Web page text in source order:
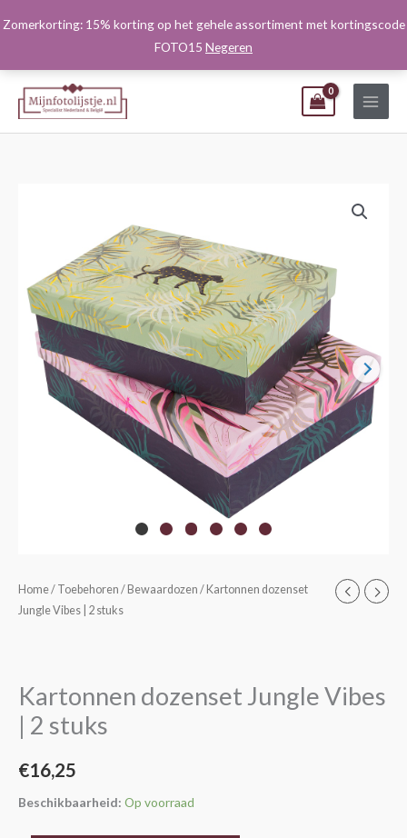
Zomerkorting: 15% korting op het gehele assortiment met kortingscode
FOTO15 Negeren
naar
Home/ Toebehoren / Bewaardozen / Kartonnen dozenset
Jungle Vibes | 2 stuks
Kartonnen dozenset Jungle Vibes
| 2 stuks
€16,25
Beschikbaarheid: Op voorraad
Kartonnen
dozenset
2
stuks